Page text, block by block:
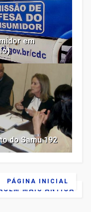
em
do Samu 192
MAIS ANTIGA
PÁGINA INICIAL